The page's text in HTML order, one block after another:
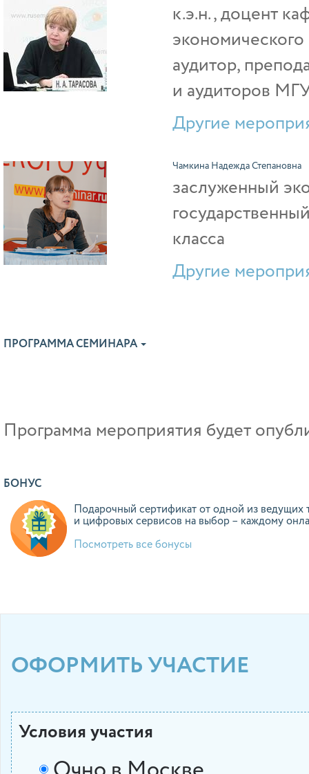
к.э.н., доцент
аудитор,
и аудиторов
Другие
Чамкина Надежда Степановна
заслуженный
класса
Другие
ПРОГРАММА СЕМИНАРА
Программа мероприятия будет
БОНУС
Подарочный сертификат от одной из ведущих
и цифровых сервисов на выбор – каждому
Посмотреть все бонусы
ОФОРМИТЬ УЧАСТИЕ
Условия участия